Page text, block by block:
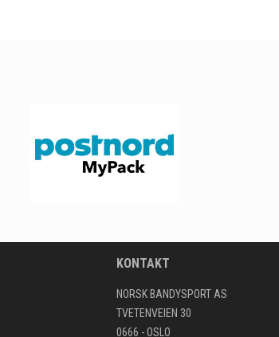
KONTAKT
NORSK BANDYSPORT AS
TVETENVEIEN 30
0666 - OSLO